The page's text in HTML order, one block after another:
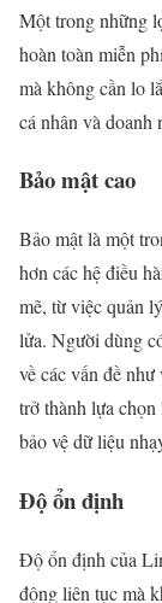
Một trong những
hoàn toàn miễn
mà không cần lo
cá nhân và doanh
Bảo mật cao
Bảo mật là một
hơn các hệ điều
mẽ, từ việc quản
lửa. Người dùng
về các vấn đề
trở thành lựa
bảo vệ dữ liệu
Độ ổn định
Độ ổn định của
động liên tục mà